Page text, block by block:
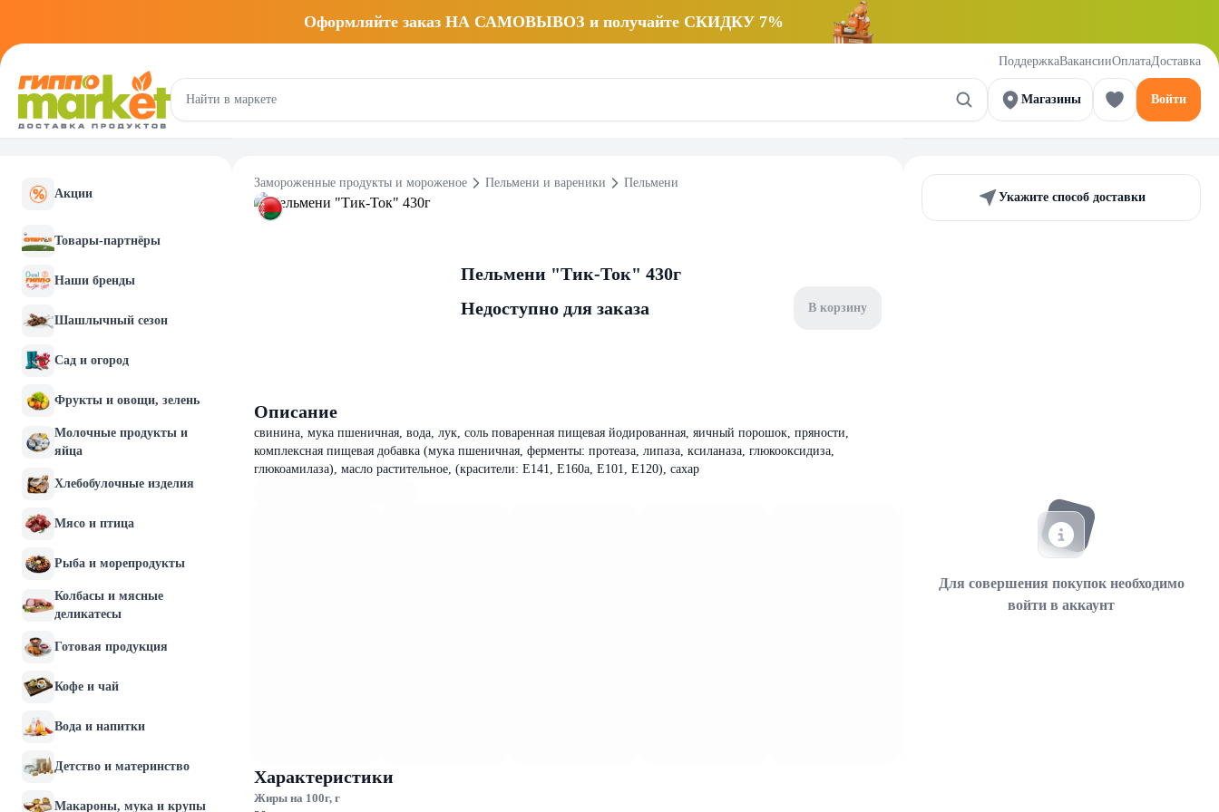
Оформляйте заказ НА САМОВЫВОЗ и получайте СКИДКУ 7%
ПоддержкаВакансииОплатаДоставка
Магазины Войти
Акции
Товары-партнёры
Наши бренды
Шашлычный сезон
Сад и огород
Фрукты и овощи, зелень
Молочные продукты и
яйца
Хлебобулочные изделия
Мясо и птица
Рыба и морепродукты
Колбасы и мясные
деликатесы
Готовая продукция
Кофе и чай
Вода и напитки
Детство и материнство
Макароны, мука и крупы
Замороженные продукты и мороженое Пельмени и вареники Пельмени
Пельмени "Тик-Ток" 430г
Недоступно для заказа
В корзину
Описание
свинина, мука пшеничная, вода, лук, соль поваренная пищевая йодированная, яичный порошок, пряности,
комплексная пищевая добавка (мука пшеничная, ферменты: протеаза, липаза, ксиланаза, глюкооксидиза,
глюкоамилаза), масло растительное, (красители: Е141, Е160а, Е101, Е120), сахар
Характеристики
Жиры на 100г, г
Укажите способ доставки
Для совершения покупок необходимо
войти в аккаунт